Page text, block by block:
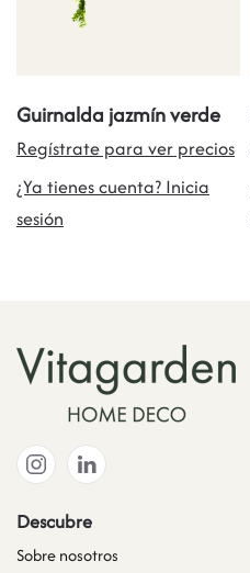
Guirnalda jazmín verde
Regístrate para ver precios
¿Ya tienes cuenta? Inicia
sesión
Descubre
Sobre nosotros